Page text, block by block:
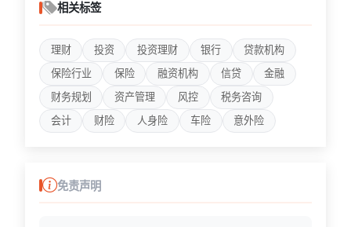
index-4.html
index-5.html
index-6.html
index-7.html
index-8.html
index-9.html
相关标签
理财 投资 投资理财 银行
贷款机构
保险行业
保险 融资机构 信贷
金融
财务规划
资产管理 风控
税务咨询
会计
财险 人身险 车险 意外险
免责声明